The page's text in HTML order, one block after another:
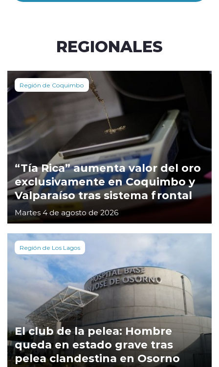
REGIONALES
Región de Coquimbo
“Tía Rica” aumenta valor del oro
exclusivamente en Coquimbo y
Valparaíso tras sistema frontal
Martes 4 de agosto de 2026
Región de Los Lagos
El club de la pelea: Hombre
queda en estado grave tras
pelea clandestina en Osorno